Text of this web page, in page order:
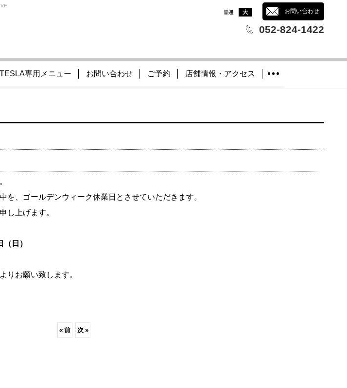
お問い合わせ
052-824-1422
TESLA専用メニュー お問い合わせ ご予約 店舗情報・アクセス
、ゴールデンウィーク休業日とさせていただきます。
し上げます。
日）
よりお願い致します。
« 前 次 »